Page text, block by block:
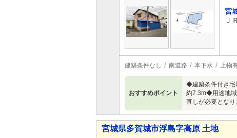
宮
Ｊ
建築条件なし 南道路 本下水 上物
おすすめポイント
◆建築条件付き宅
約7.3m◆用途地
直しが必要となり
宮城県多賀城市浮島字高原 土地